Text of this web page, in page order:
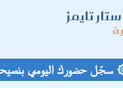
تايمز
سجّل حضورك اليومي